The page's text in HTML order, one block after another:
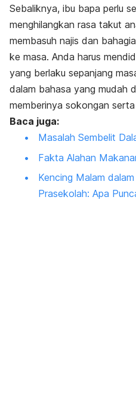
Sebaliknya, ibu bapa perlu
menghilangkan rasa takut
membasuh najis dan
ke masa. Anda harus
yang berlaku sepanjang
dalam bahasa yang mudah
memberinya sokongan
Baca juga:
Masalah Sembelit
Fakta Alahan
Kencing Malam
Prasekolah: Apa